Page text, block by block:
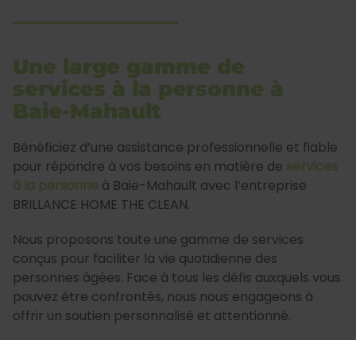
Une large gamme de
services à la personne à
Baie-Mahault
Bénéficiez d’une assistance professionnelle et fiable
pour répondre à vos besoins en matière de services
à la personne à Baie-Mahault avec l’entreprise
BRILLANCE HOME THE CLEAN.
Nous proposons toute une gamme de services
conçus pour faciliter la vie quotidienne des
personnes âgées. Face à tous les défis auxquels vous
pouvez être confrontés, nous nous engageons à
offrir un soutien personnalisé et attentionné.